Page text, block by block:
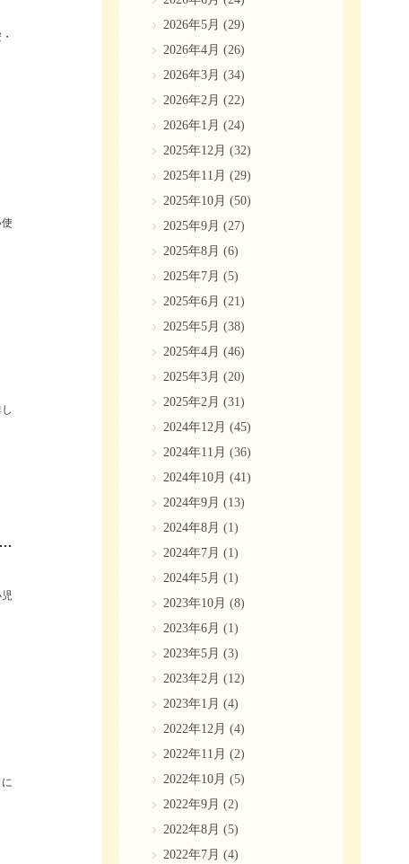
過蓋咬合（かがいこうごう）とは？原因やリスク、適用される矯正治療と費用の目安
2026年5月 (29)
2026年4月 (26)
2026年3月 (34)
2026年2月 (22)
2026年1月 (24)
2025年12月 (32)
2025年11月 (29)
2025年10月 (50)
2025年9月 (27)
2025年8月 (6)
2025年7月 (5)
2025年6月 (21)
2025年5月 (38)
2025年4月 (46)
2025年3月 (20)
2025年2月 (31)
2024年12月 (45)
2024年11月 (36)
2024年10月 (41)
2024年9月 (13)
2024年8月 (1)
2024年7月 (1)
2024年5月 (1)
2023年10月 (8)
2023年6月 (1)
2023年5月 (3)
2023年2月 (12)
2023年1月 (4)
2022年12月 (4)
2022年11月 (2)
2022年10月 (5)
2022年9月 (2)
2022年8月 (5)
2022年7月 (4)